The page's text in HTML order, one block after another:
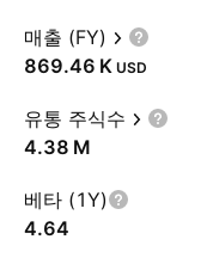
매출 (FY)
‪869.46 K‬ USD
유통 주식수
‪4.38 M‬
베타 (1Y)
4.64